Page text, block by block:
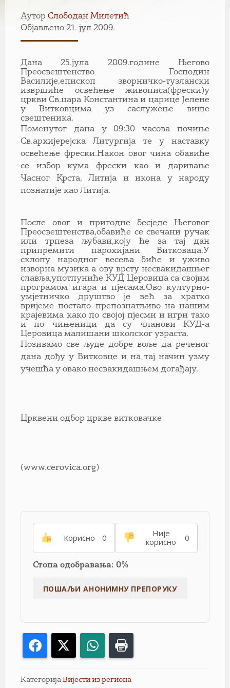
Аутор Слободан Милетић
Објављено 21. јул 2009.
Дана 25.јула 2009.године Његово
Преосвештенство Господин
Василије,епископ зворничко-тузлански
извршиће освећење живописа(фрески)у
цркви Св.цара Константина и царице Јелене
у Витковцима уз саслужење више
свештеника.
Поменутог дана у 09:30 часова почиње
Св.архијерејска Литургија те у наставку
освећење фрески.Након овог чина обавиће
се избор кума фрески као и даривање
Часног Крста, Литија и икона у народу
познатије као Литија.
После овог и пригодне бесједе Његовог
Преосвештенства,обавиће се свечани ручак
или трпеза љубави,коју ће за тај дан
припремити парохијани Витковаца.У
склопу народног весеља биће и уживо
изворна музика а ову врсту несвакидашњег
славља,употпуниће КУД Церовица са својим
програмом игара и пјесама.Ово културно-
умјетничко друштво је већ за кратко
вријеме постало препознатљиво на нашим
крајевима како по својој пјесми и игри тако
и по чињеници да су чланови КУД-а
Церовица малишани школског узраста.
Позивамо све људе добре воље да реченог
дана дођу у Витковце и на тај начин узму
учешћа у овако несвакидашњем догађају.
Црквени одбор цркве витковачке
(www.cerovica.org)
Корисно 0
Није
корисно
0
Стопа одобравања: 0%
Facebook WhatsApp
Категорија Вијести из региона